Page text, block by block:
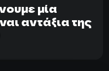
μία
αντάξια της